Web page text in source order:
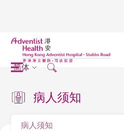
简体
病人须知
病人须知